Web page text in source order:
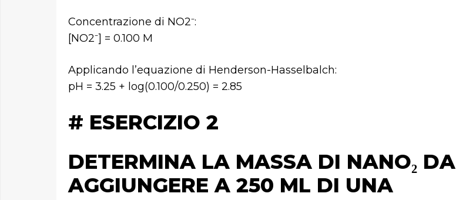
Concentrazione di NO2⁻:
[NO2⁻] = 0.100 M
Applicando l’equazione di Henderson-Hasselbalch:
pH = 3.25 + log(0.100/0.250) = 2.85
# ESERCIZIO 2
DETERMINA LA MASSA DI NANO₂ DA
AGGIUNGERE A 250 ML DI UNA